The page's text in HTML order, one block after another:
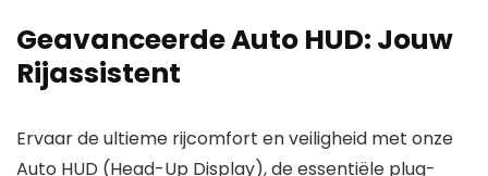
Geavanceerde Auto HUD: Jouw
Rijassistent
Ervaar de ultieme rijcomfort en veiligheid met onze
Auto HUD (Head-Up Display), de essentiële plug-